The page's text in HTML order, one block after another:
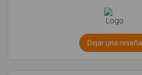
Dejar una reseña